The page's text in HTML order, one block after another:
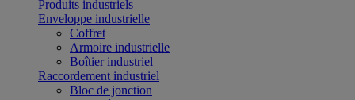
Produits industriels
Enveloppe industrielle
Coffret
Armoire industrielle
Boîtier industriel
Raccordement industriel
Bloc de jonction